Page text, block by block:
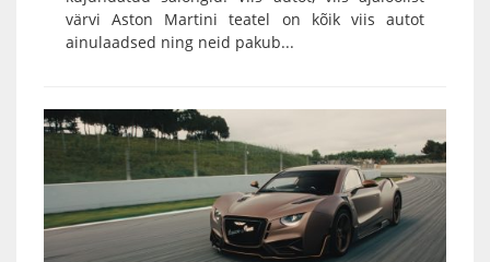
värvi Aston Martini teatel on kõik viis autot
ainulaadsed ning neid pakub...